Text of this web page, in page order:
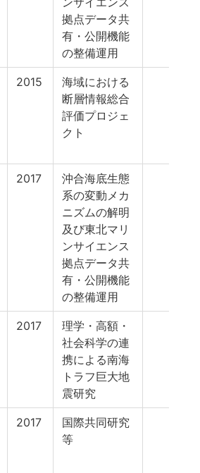
拠点データ共
有・公開機能
の整備運用
2015
海域における
断層情報総合
評価プロジェ
クト
2017
沖合海底生態
系の変動メカ
ニズムの解明
及び東北マリ
ンサイエンス
拠点データ共
有・公開機能
の整備運用
2017
理学・高額・
社会科学の連
携による南海
トラフ巨大地
震研究
2017
国際共同研究
等